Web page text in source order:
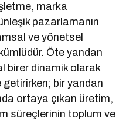
marka
pazarlamanın
ve yönetsel
Öte yandan
birer dinamik olarak
bir yandan
ortaya çıkan üretim,
süreçlerinin toplum ve